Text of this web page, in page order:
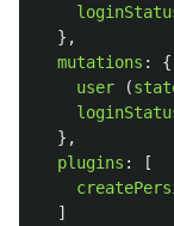
},
mutations :
{
user
(
},
plugins :
[
]